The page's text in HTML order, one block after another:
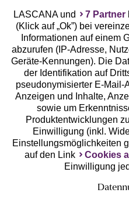
Geprüfte
Unsere Apps
LASCANA und 7 Partner
(Klick auf „Ok”) bei
Informationen auf einem
abzurufen (IP-Adresse,
Geräte-Kennungen). Die
der Identifikation auf
pseudonymisierter E-Mail-
Anzeigen und Inhalte,
sowie um
Produktentwicklungen
Einwilligung (inkl.
Einstellungsmöglichkeiten
auf den Link
Cookies
Einwilligung